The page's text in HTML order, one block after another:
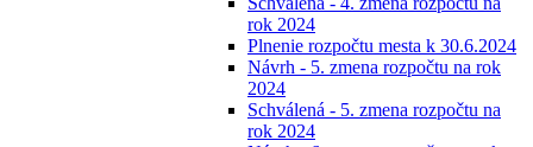
rok 2024
Plnenie rozpočtu mesta k 30.6.2024
Návrh - 5. zmena rozpočtu na rok
2024
Schválená - 5. zmena rozpočtu na
rok 2024